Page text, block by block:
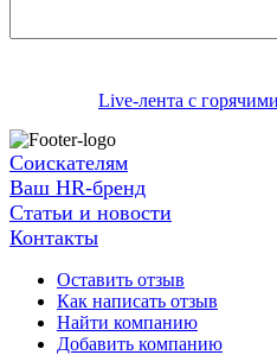
Live-лента с
Соискателям
Ваш HR-бренд
Статьи и новости
Контакты
Оставить отзыв
Как написать отзыв
Найти компанию
Добавить компанию